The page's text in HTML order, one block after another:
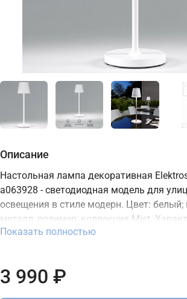
Описание
Настольная лампа декоративная
a063928 - светодиодная модель для
освещения в стиле модерн. Цвет:
металл, полимер; коллекция Mist.
цветовая температура 2700, 3500,
можно купить настольную лампу
Показать полностью
3 990 ₽